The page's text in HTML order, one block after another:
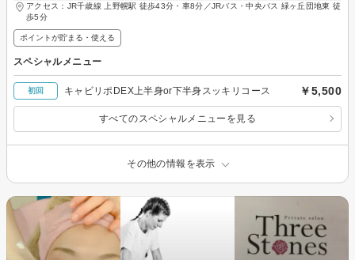
アクセス：JR千歳線 上野幌駅 徒歩43分・車8分／JRバス・中央バス 緑ヶ丘団地東 徒
歩5分
ポイントが貯まる・使える
スペシャルメニュー
初回 キャビリポDEX上半身or下半身スッキリコース ￥5,500
すべてのスペシャルメニューを見る
その他の情報を表示